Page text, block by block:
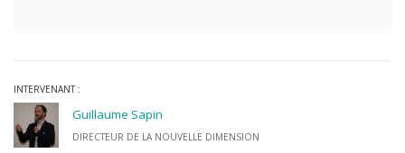
INTERVENANT :
Guillaume Sapin
DIRECTEUR DE LA NOUVELLE DIMENSION